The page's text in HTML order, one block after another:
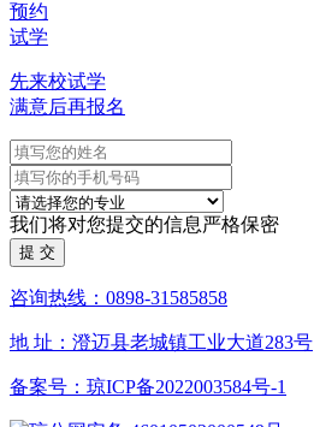
预约
试学
先来校试学
满意后再报名
我们将对您提交的信息严格保密
咨询热线：0898-31585858
地 址：澄迈县老城镇工业大道283号
备案号：琼ICP备2022003584号-1